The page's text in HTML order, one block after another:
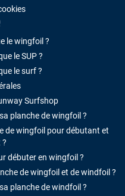
le wingfoil ?
le SUP ?
le surf ?
Surfshop
planche de wingfoil ?
de wingfoil pour débutant et
?
débuter en wingfoil ?
de wingfoil et de windfoil ?
planche de windfoil ?